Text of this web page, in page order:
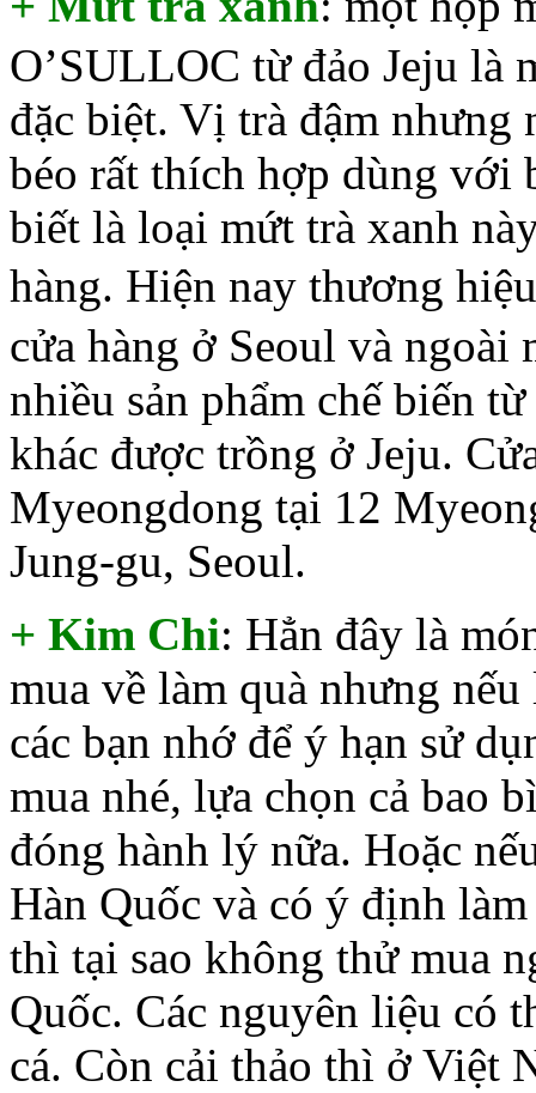
O’SULLOC từ đảo Jeju là
đặc biệt. Vị trà đậm nhưng
béo rất thích hợp dùng với
biết là loại mứt trà xanh
hàng. Hiện nay thương
cửa hàng ở Seoul và ngoài
nhiều sản phẩm chế biến
khác được trồng ở Jeju.
Myeongdong tại 12
Jung-gu, Seoul.
+ Kim Chi: Hẳn đây là
mua về làm quà nhưng
các bạn nhớ để ý hạn sử
mua nhé, lựa chọn cả bao
đóng hành lý nữa. Hoặc
Hàn Quốc và có ý định
thì tại sao không thử mua
Quốc. Các nguyên liệu có
cá. Còn cải thảo thì ở Việt